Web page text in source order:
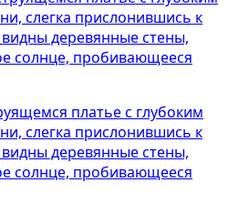
платье с глубоким
слегка прислонившись к
деревянные стены,
солнце, пробивающееся